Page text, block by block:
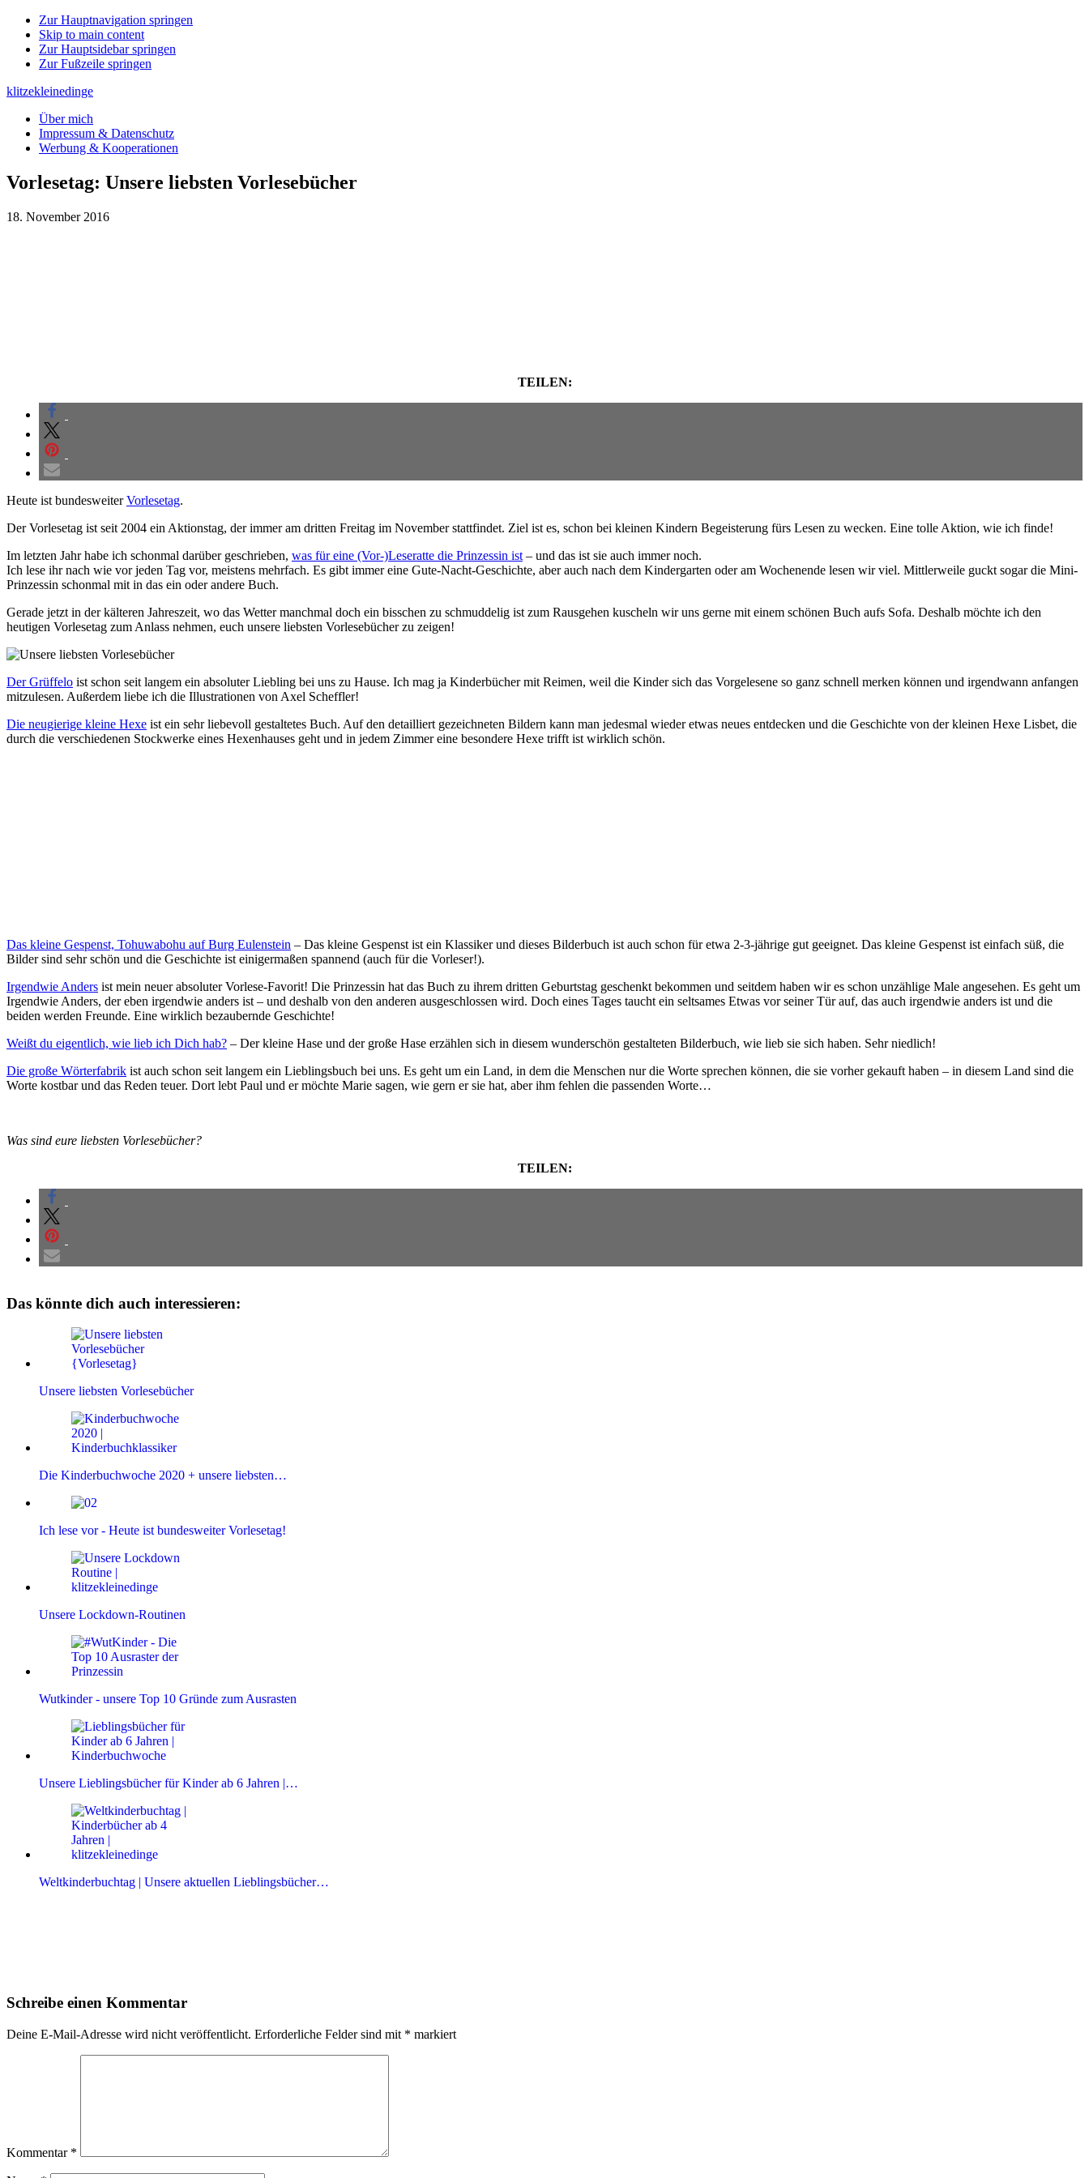
Zur Hauptnavigation springen
Skip to main content
Zur Hauptsidebar springen
Zur Fußzeile springen
klitzekleinedinge
Über mich
Impressum & Datenschutz
Werbung & Kooperationen
Vorlesetag: Unsere liebsten Vorlesebücher
18. November 2016
TEILEN:
Heute ist bundesweiterVorlesetag.
Der Vorlesetag ist seit 2004 ein Aktionstag, der immer am dritten Freitag im November stattfindet. Ziel ist es, schon bei kleinen Kindern Begeisterung fürs Lesen zu wecken. Eine tolle Aktion, wie ich finde!
Im letzten Jahr habe ich schonmal darüber geschrieben, was für eine (Vor-)Leseratte die Prinzessin ist – und das ist sie auch immer noch.
Ich lese ihr nach wie vor jeden Tag vor, meistens mehrfach. Es gibt immer eine Gute-Nacht-Geschichte, aber auch nach dem Kindergarten oder am Wochenende lesen wir viel. Mittlerweile guckt sogar die Mini-
Prinzessin schonmal mit in das ein oder andere Buch.
Gerade jetzt in der kälteren Jahreszeit, wo das Wetter manchmal doch ein bisschen zu schmuddelig ist zum Rausgehen kuscheln wir uns gerne mit einem schönen Buch aufs Sofa. Deshalb möchte ich den
heutigen Vorlesetag zum Anlass nehmen, euch unsere liebsten Vorlesebücher zu zeigen!
Der Grüffelo ist schon seit langem ein absoluter Liebling bei uns zu Hause. Ich mag ja Kinderbücher mit Reimen, weil die Kinder sich das Vorgelesene so ganz schnell merken können und irgendwann anfangen
mitzulesen. Außerdem liebe ich die Illustrationen von Axel Scheffler!
Die neugierige kleine Hexe ist ein sehr liebevoll gestaltetes Buch. Auf den detailliert gezeichneten Bildern kann man jedesmal wieder etwas neues entdecken und die Geschichte von der kleinen Hexe Lisbet, die
durch die verschiedenen Stockwerke eines Hexenhauses geht und in jedem Zimmer eine besondere Hexe trifft ist wirklich schön.
Das kleine Gespenst, Tohuwabohu auf Burg Eulenstein – Das kleine Gespenst ist ein Klassiker und dieses Bilderbuch ist auch schon für etwa 2-3-jährige gut geeignet. Das kleine Gespenst ist einfach süß, die
Bilder sind sehr schön und die Geschichte ist einigermaßen spannend (auch für die Vorleser!).
Irgendwie Anders ist mein neuer absoluter Vorlese-Favorit! Die Prinzessin hat das Buch zu ihrem dritten Geburtstag geschenkt bekommen und seitdem haben wir es schon unzählige Male angesehen. Es geht um
Irgendwie Anders, der eben irgendwie anders ist – und deshalb von den anderen ausgeschlossen wird. Doch eines Tages taucht ein seltsames Etwas vor seiner Tür auf, das auch irgendwie anders ist und die
beiden werden Freunde. Eine wirklich bezaubernde Geschichte!
Weißt du eigentlich, wie lieb ich Dich hab? – Der kleine Hase und der große Hase erzählen sich in diesem wunderschön gestalteten Bilderbuch, wie lieb sie sich haben. Sehr niedlich!
Die große Wörterfabrik ist auch schon seit langem ein Lieblingsbuch bei uns. Es geht um ein Land, in dem die Menschen nur die Worte sprechen können, die sie vorher gekauft haben – in diesem Land sind die
Worte kostbar und das Reden teuer. Dort lebt Paul und er möchte Marie sagen, wie gern er sie hat, aber ihm fehlen die passenden Worte…
Was sind eure liebsten Vorlesebücher?
TEILEN:
Das könnte dich auch interessieren:
Unsere liebsten Vorlesebücher
Die Kinderbuchwoche 2020 + unsere liebsten…
Ich lese vor - Heute ist bundesweiter Vorlesetag!
Unsere Lockdown-Routinen
Wutkinder - unsere Top 10 Gründe zum Ausrasten
Unsere Lieblingsbücher für Kinder ab 6 Jahren |…
Weltkinderbuchtag | Unsere aktuellen Lieblingsbücher…
Interaktionen
Schreibe einen Kommentar
Deine E-Mail-Adresse wird nicht veröffentlicht. Erforderliche Felder sind mit * markiert
Kommentar *